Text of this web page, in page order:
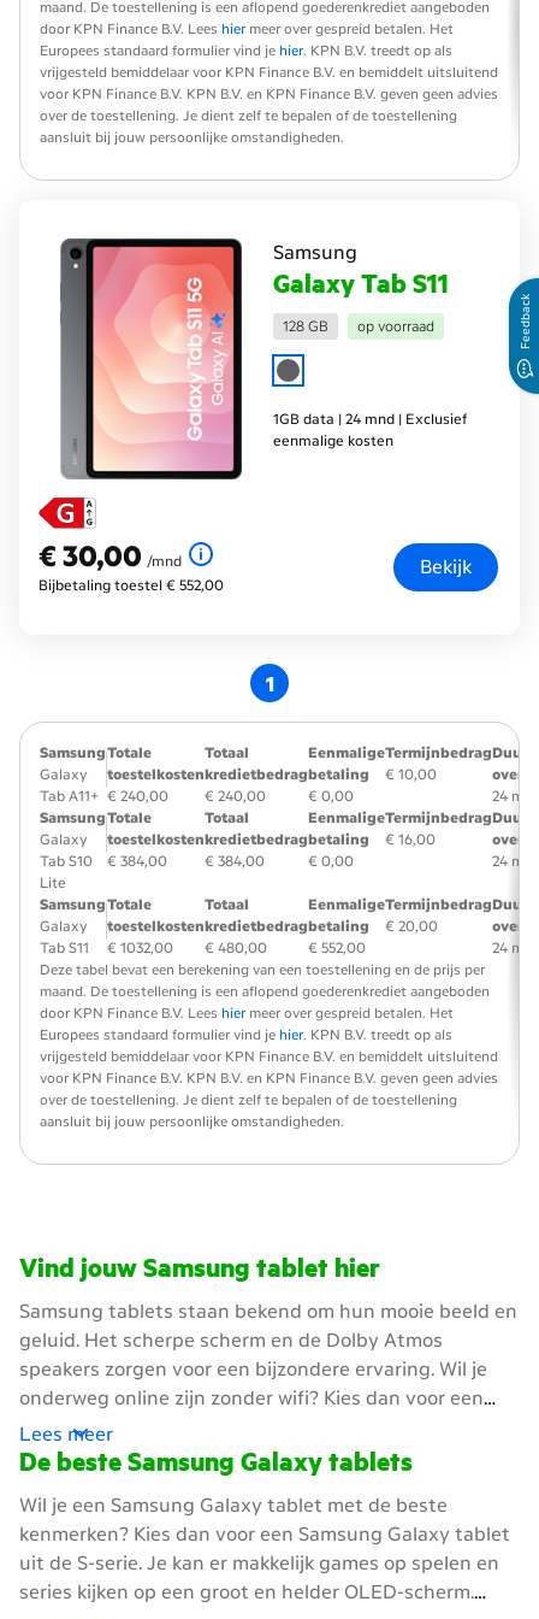
maand. De toestellening is een aflopend goederenkrediet aangeboden
door KPN Finance B.V. Lees hier meer over gespreid betalen. Het
Europees standaard formulier vind je hier. KPN B.V. treedt op als
vrijgesteld bemiddelaar voor KPN Finance B.V. en bemiddelt uitsluitend
voor KPN Finance B.V. KPN B.V. en KPN Finance B.V. geven geen advies
over de toestellening. Je dient zelf te bepalen of de toestellening
aansluit bij jouw persoonlijke omstandigheden.
Samsung
Galaxy Tab S11
128 GB op voorraad
1GB data | 24 mnd | Exclusief
eenmalige kosten
€ 30,00
€ 30,00
per maand
/mnd
Bijbetaling toestel € 552,00
Bekijk
1
Samsung
Galaxy
Tab A11+
Totale
toestelkosten
€ 240,00
Totaal
kredietbedrag
€ 240,00
Eenmalige
betaling
€ 0,00
Termijnbedrag
€ 10,00
Duur
24
Samsung
Galaxy
Tab S10
Lite
Totale
toestelkosten
€ 384,00
Totaal
kredietbedrag
€ 384,00
Eenmalige
betaling
€ 0,00
Termijnbedrag
€ 16,00
Duur
24
Samsung
Galaxy
Tab S11
Totale
toestelkosten
€ 1032,00
Totaal
kredietbedrag
€ 480,00
Eenmalige
betaling
€ 552,00
Termijnbedrag
€ 20,00
Duur
24
Deze tabel bevat een berekening van een toestellening en de prijs per
maand. De toestellening is een aflopend goederenkrediet aangeboden
door KPN Finance B.V. Lees hier meer over gespreid betalen. Het
Europees standaard formulier vind je hier. KPN B.V. treedt op als
vrijgesteld bemiddelaar voor KPN Finance B.V. en bemiddelt uitsluitend
voor KPN Finance B.V. KPN B.V. en KPN Finance B.V. geven geen advies
over de toestellening. Je dient zelf te bepalen of de toestellening
aansluit bij jouw persoonlijke omstandigheden.
Vind jouw Samsung tablet hier
Samsung tablets staan bekend om hun mooie beeld en
geluid. Het scherpe scherm en de Dolby Atmos
speakers zorgen voor een bijzondere ervaring. Wil je
onderweg online zijn zonder wifi? Kies dan voor een
Samsung tablet uit de 5G-series. Je hebt ook een
abonnement nodig om overal te internetten. Kies je
Nederland. Met een Samsung tablet en 5G ben je klaar
voor de toekomst!
Lees meer
De beste Samsung Galaxy tablets
Wil je een Samsung Galaxy tablet met de beste
kenmerken? Kies dan voor een Samsung Galaxy tablet
uit de S-serie. Je kan er makkelijk games op spelen en
series kijken op een groot en helder OLED-scherm.
Feedback